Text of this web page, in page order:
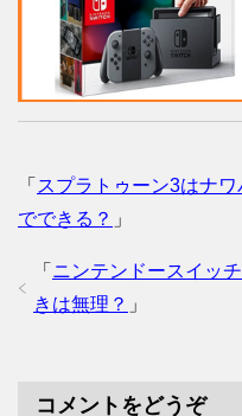
「 スプラトゥーン3はナ
でできる？ 」
「 ニンテンドースイッ
きは無理？ 」
コメントをどうぞ